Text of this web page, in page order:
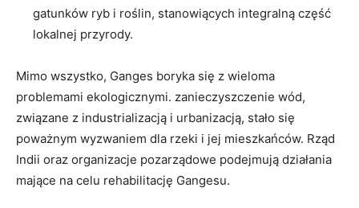
gatunków ryb i roślin, stanowiących integralną część
lokalnej przyrody.
Mimo wszystko, Ganges boryka się z wieloma
problemami ekologicznymi. zanieczyszczenie wód,
związane z industrializacją i urbanizacją, stało się
poważnym wyzwaniem dla rzeki i jej mieszkańców. Rząd
Indii oraz organizacje pozarządowe podejmują działania
mające na celu rehabilitację Gangesu.